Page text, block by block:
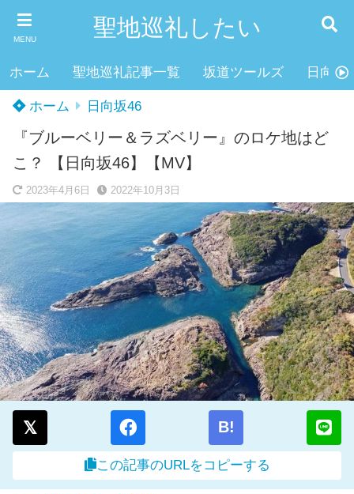
MENU 聖地巡礼したい
ホーム 聖地巡礼記事一覧 坂道ツールズ 日向坂
ホーム 日向坂46
『ブルーベリー＆ラズベリー』のロケ地はど
こ？ 【日向坂46】【MV】
2023年4月6日 2022年10月3日
B!
この記事のURLをコピーする